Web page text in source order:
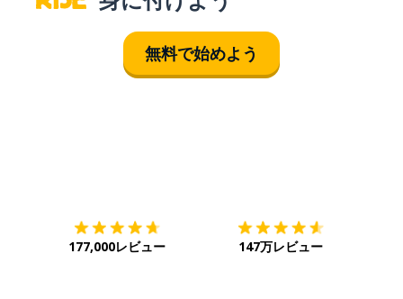
無料で始めよう
177,000レビュー 147万レビュー